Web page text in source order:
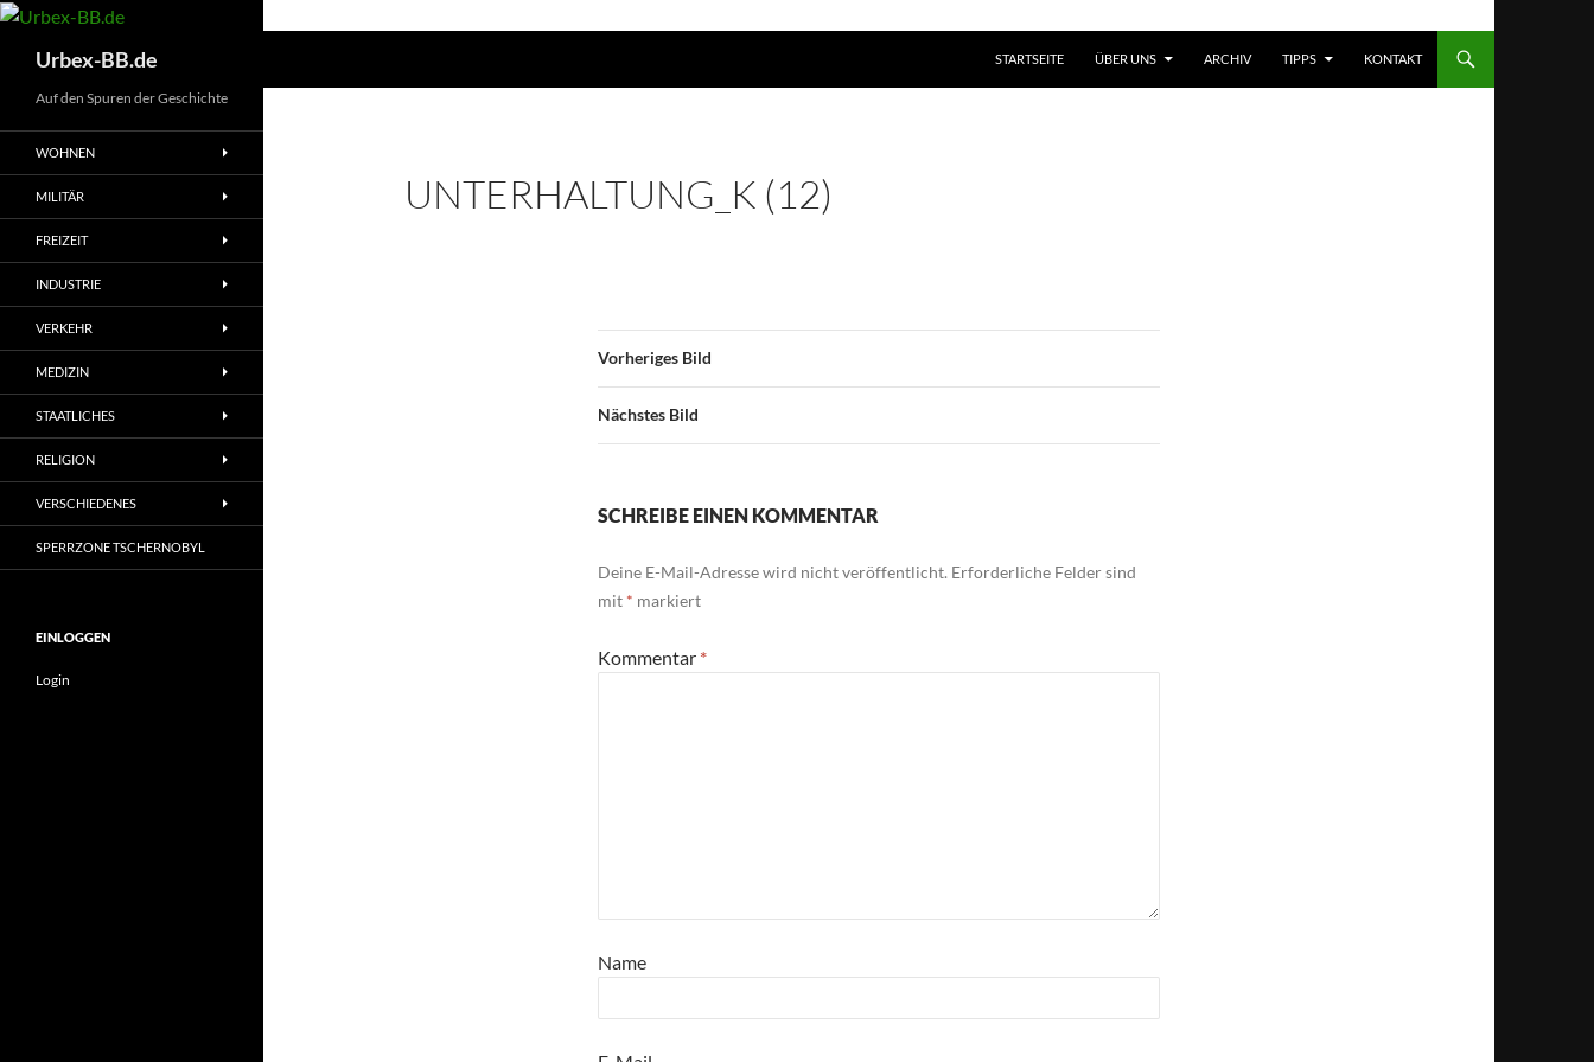
Urbex-BB.de
STARTSEITE
ÜBER UNS ARCHIV TIPPS KONTAKT
UNTERHALTUNG_K (12)
Vorheriges Bild
Nächstes Bild
SCHREIBE EINEN KOMMENTAR
Deine E-Mail-Adresse wird nicht veröffentlicht. Erforderliche Felder sind
mit * markiert
Kommentar *
Name
Auf den Spuren der Geschichte
WOHNEN
MILITÄR
FREIZEIT
INDUSTRIE
VERKEHR
MEDIZIN
STAATLICHES
RELIGION
VERSCHIEDENES
SPERRZONE TSCHERNOBYL
EINLOGGEN
Login